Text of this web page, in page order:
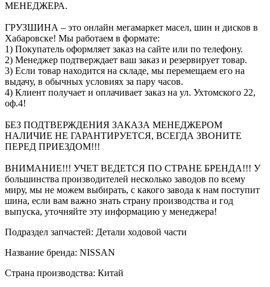
МЕНЕДЖЕРА.
ГРУЗШИНА – это онлайн мегамаркет масел, шин и дисков в
Хабаровске! Мы работаем в формате:
1) Покупатель оформляет заказ на сайте или по телефону.
2) Менеджер подтверждает ваш заказ и резервирует товар.
3) Если товар находится на складе, мы перемещаем его на
выдачу, в обычных условиях за пару часов.
4) Клиент получает и оплачивает заказ на ул. Ухтомского 22,
оф.4!
БЕЗ ПОДТВЕРЖДЕНИЯ ЗАКАЗА МЕНЕДЖЕРОМ
НАЛИЧИЕ НЕ ГАРАНТИРУЕТСЯ, ВСЕГДА ЗВОНИТЕ
ПЕРЕД ПРИЕЗДОМ!!!
ВНИМАНИЕ!!! УЧЕТ ВЕДЕТСЯ ПО СТРАНЕ БРЕНДА!!! У
большинства производителей несколько заводов по всему
миру, мы не можем выбирать, с какого завода к нам поступит
шина, если вам важно знать страну производства и год
выпуска, уточняйте эту информацию у менеджера!
Подраздел запчастей: Детали ходовой части
Название бренда: NISSAN
Страна производства: Китай